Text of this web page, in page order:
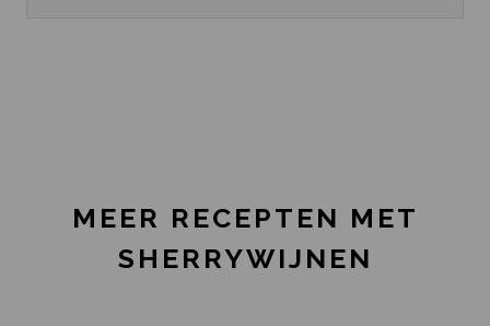
MEER RECEPTEN MET
SHERRYWIJNEN